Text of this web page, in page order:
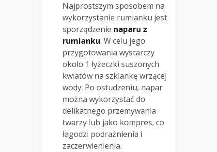
Najprostszym sposobem na
wykorzystanie rumianku jest
sporządzenie naparu z
rumianku. W celu jego
przygotowania wystarczy
około 1 łyżeczki suszonych
kwiatów na szklankę wrzącej
wody. Po ostudzeniu, napar
można wykorzystać do
delikatnego przemywania
twarzy lub jako kompres, co
łagodzi podrażnienia i
zaczerwienienia.